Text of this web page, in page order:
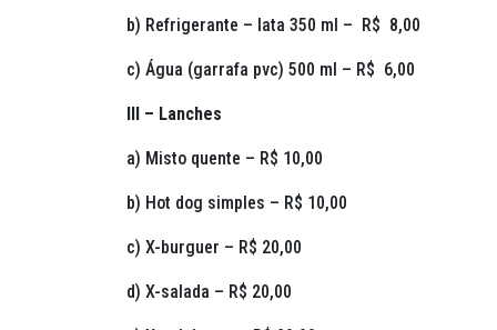
b) Refrigerante – lata 350 ml – R$ 8,00
c) Água (garrafa pvc) 500 ml – R$ 6,00
III – Lanches
a) Misto quente – R$ 10,00
b) Hot dog simples – R$ 10,00
c) X-burguer – R$ 20,00
d) X-salada – R$ 20,00